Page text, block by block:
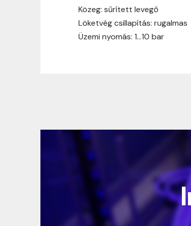
Közeg: sűrített levegő
Löketvég csillapítás: rugalmas
Üzemi nyomás: 1…10 bar